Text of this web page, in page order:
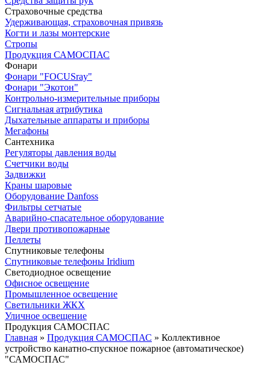
Страховочные средства
Удерживающая, страховочная привязь
Когти и лазы монтерские
Стропы
Продукция САМОСПАС
Фонари
Фонари "FOCUSray"
Фонари "Экотон"
Контрольно-измерительные приборы
Сигнальная атрибутика
Дыхательные аппараты и приборы
Мегафоны
Сантехника
Регуляторы давления воды
Счетчики воды
Задвижки
Краны шаровые
Оборудование Danfoss
Фильтры сетчатые
Аварийно-спасательное оборудование
Двери противопожарные
Пеллеты
Спутниковые телефоны
Спутниковые телефоны Iridium
Светодиодное освещение
Офисное освещение
Промышленное освещение
Светильники ЖКХ
Уличное освещение
Продукция САМОСПАС
Главная » Продукция САМОСПАС » Коллективное
устройство канатно-спускное пожарное (автоматическое)
"САМОСПАС"